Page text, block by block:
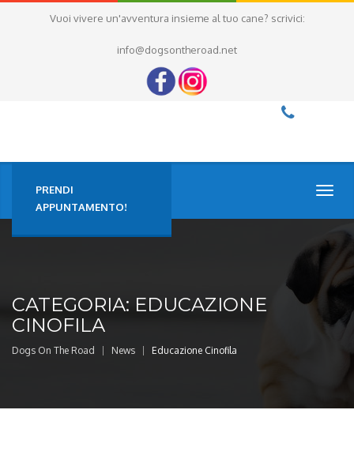
Vuoi vivere un'avventura insieme al tuo cane? scrivici:
info@dogsontheroad.net
PRENDI
APPUNTAMENTO!
CATEGORIA: EDUCAZIONE
CINOFILA
Dogs On The Road News Educazione Cinofila